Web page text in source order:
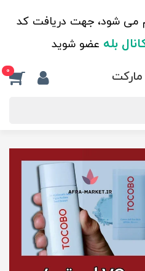
می شود، جهت دریافت کد
بله عضو شوید
مارکت 0